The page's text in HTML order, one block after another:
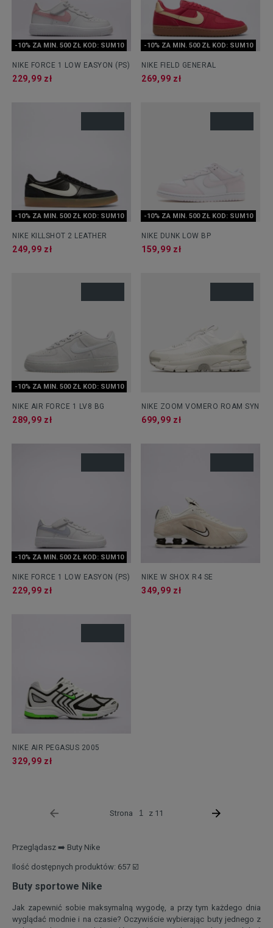
Przeglądasz ➡️ Buty Nike
Ilość dostępnych produktów: 657 ☑️
Buty sportowe Nike
Jak zapewnić sobie maksymalną wygodę, a przy tym każdego dnia
wyglądać modnie i na czasie? Oczywiście wybierając buty jednego z
-10% ZA MIN. 500 ZŁ KOD: SUM10
NIKE FORCE 1 LOW EASYON (PS)
229,99 zł
-10% ZA MIN. 500 ZŁ KOD: SUM10
NIKE FIELD GENERAL
269,99 zł
-10% ZA MIN. 500 ZŁ KOD: SUM10
NIKE KILLSHOT 2 LEATHER
249,99 zł
-10% ZA MIN. 500 ZŁ KOD: SUM10
NIKE DUNK LOW BP
159,99 zł
-10% ZA MIN. 500 ZŁ KOD: SUM10
NIKE AIR FORCE 1 LV8 BG
289,99 zł
NIKE ZOOM VOMERO ROAM SYN
699,99 zł
-10% ZA MIN. 500 ZŁ KOD: SUM10
NIKE FORCE 1 LOW EASYON (PS)
229,99 zł
NIKE W SHOX R4 SE
349,99 zł
NIKE AIR PEGASUS 2005
329,99 zł
Strona z 11